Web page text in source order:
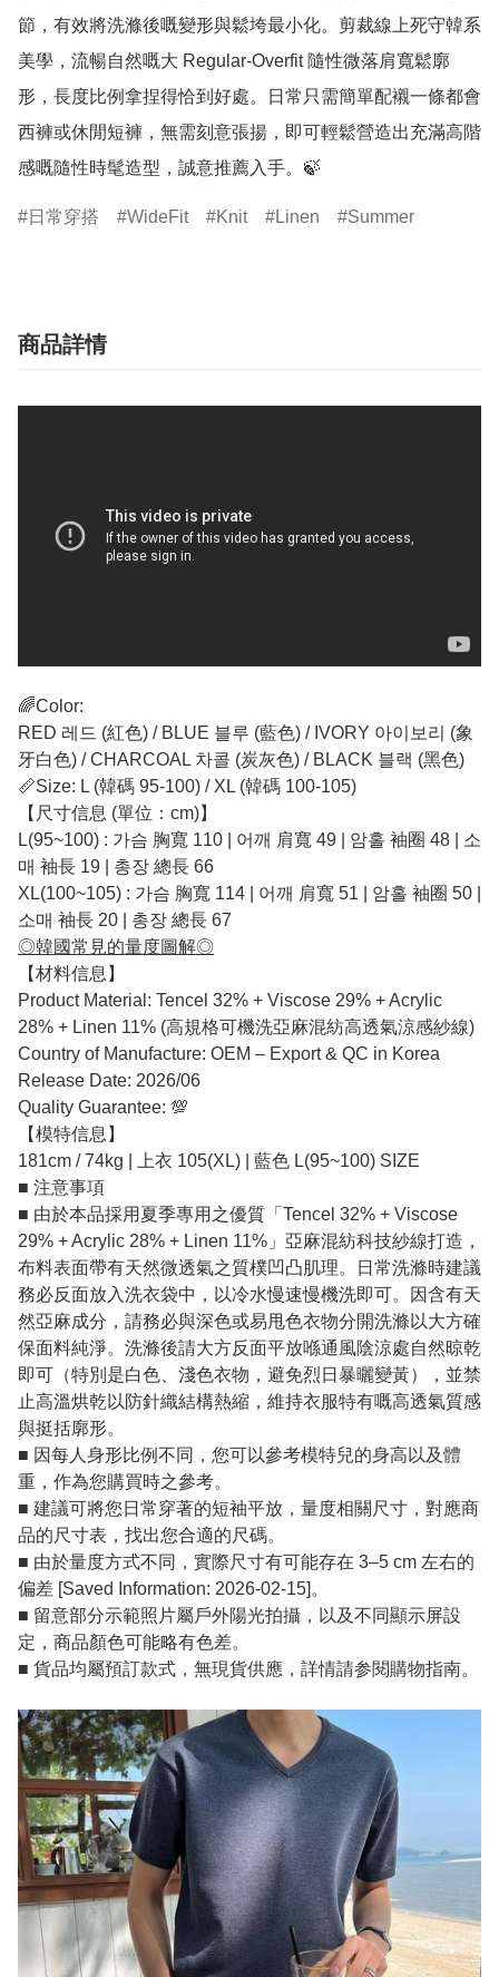
節，有效將洗滌後嘅變形與鬆垮最小化。剪裁線上死守韓系
美學，流暢自然嘅大 Regular-Overfit 隨性微落肩寬鬆廓
形，長度比例拿捏得恰到好處。日常只需簡單配襯一條都會
西褲或休閒短褲，無需刻意張揚，即可輕鬆營造出充滿高階
感嘅隨性時髦造型，誠意推薦入手。🍃
日常穿搭 WideFit Knit Linen Summer
商品詳情
🌈Color:
RED 레드 (紅色) / BLUE 블루 (藍色) / IVORY 아이보리 (象
牙白色) / CHARCOAL 차콜 (炭灰色) / BLACK 블랙 (黑色)
📏Size: L (韓碼 95-100) / XL (韓碼 100-105)
【尺寸信息 (單位：cm)】
L(95~100) : 가슴 胸寬 110 | 어깨 肩寬 49 | 암홀 袖圈 48 | 소
매 袖長 19 | 총장 總長 66
XL(100~105) : 가슴 胸寬 114 | 어깨 肩寬 51 | 암홀 袖圈 50 |
소매 袖長 20 | 총장 總長 67
◎韓國常見的量度圖解◎
【材料信息】
Product Material: Tencel 32% + Viscose 29% + Acrylic
28% + Linen 11% (高規格可機洗亞麻混紡高透氣涼感紗線)
Country of Manufacture: OEM – Export & QC in Korea
Release Date: 2026/06
Quality Guarantee: 💯
【模特信息】
181cm / 74kg | 上衣 105(XL) | 藍色 L(95~100) SIZE
■ 注意事項
■ 由於本品採用夏季專用之優質「Tencel 32% + Viscose
29% + Acrylic 28% + Linen 11%」亞麻混紡科技紗線打造，
布料表面帶有天然微透氣之質樸凹凸肌理。日常洗滌時建議
務必反面放入洗衣袋中，以冷水慢速慢機洗即可。因含有天
然亞麻成分，請務必與深色或易甩色衣物分開洗滌以大方確
保面料純淨。洗滌後請大方反面平放喺通風陰涼處自然晾乾
即可（特別是白色、淺色衣物，避免烈日暴曬變黃），並禁
止高溫烘乾以防針織結構熱縮，維持衣服特有嘅高透氣質感
與挺括廓形。
■ 因每人身形比例不同，您可以參考模特兒的身高以及體
重，作為您購買時之參考。
■ 建議可將您日常穿著的短袖平放，量度相關尺寸，對應商
品的尺寸表，找出您合適的尺碼。
■ 由於量度方式不同，實際尺寸有可能存在 3–5 cm 左右的
偏差 [Saved Information: 2026-02-15]。
■ 留意部分示範照片屬戶外陽光拍攝，以及不同顯示屏設
定，商品顏色可能略有色差。
■ 貨品均屬預訂款式，無現貨供應，詳情請参閱購物指南。